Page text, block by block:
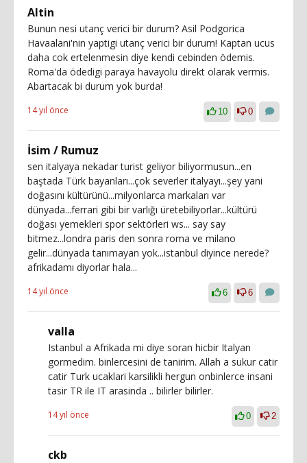
Altin
Bunun nesi utanç verici bir durum? Asil Podgorica
Havaalani'nin yaptigi utanç verici bir durum! Kaptan ucus
daha cok ertelenmesin diye kendi cebinden ödemis.
Roma'da ödedigi paraya havayolu direkt olarak vermis.
Abartacak bi durum yok burda!
14 yıl önce 10 0
İsim / Rumuz
sen italyaya nekadar turist geliyor biliyormusun...en
baştada Türk bayanları...çok severler italyayı...şey yani
doğasını kültürünü...milyonlarca markaları var
dünyada...ferrari gibi bir varlığı üretebiliyorlar...kültürü
doğası yemekleri spor sektörleri ws... say say
bitmez...londra paris den sonra roma ve milano
gelir...dünyada tanımayan yok...istanbul diyince nerede?
afrikadamı diyorlar hala...
14 yıl önce 6 6
valla
Istanbul a Afrikada mi diye soran hicbir Italyan
gormedim. binlercesini de tanirim. Allah a sukur catir
catir Turk ucaklari karsilikli hergun onbinlerce insani
tasir TR ile IT arasinda .. bilirler bilirler.
14 yıl önce 0 2
ckb